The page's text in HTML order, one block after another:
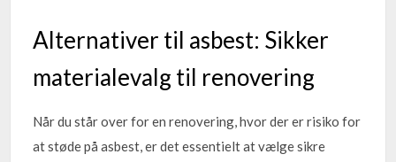
Alternativer til asbest: Sikker
materialevalg til renovering
Når du står over for en renovering, hvor der er risiko for
at støde på asbest, er det essentielt at vælge sikre